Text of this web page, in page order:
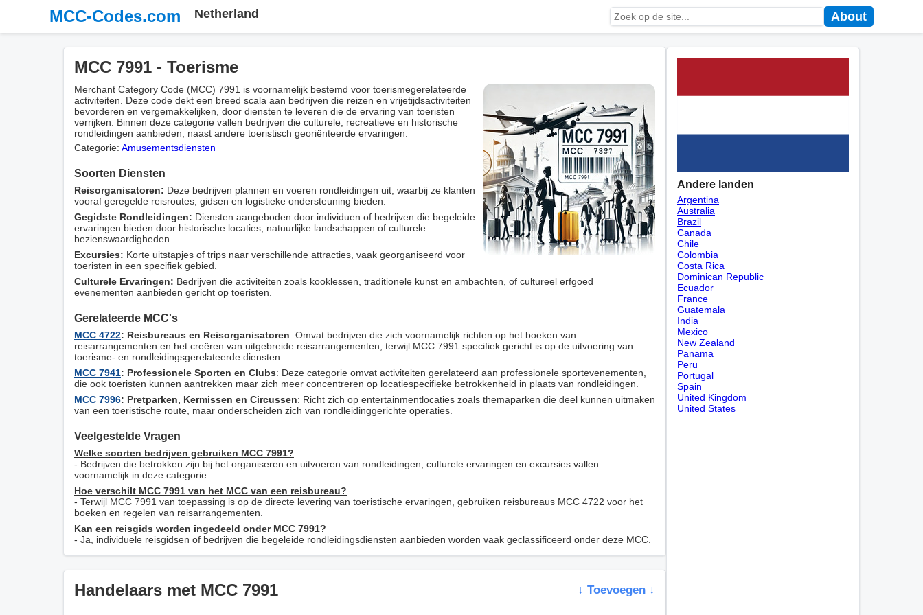
MCC-Codes.com Netherland About
MCC 7991 - Toerisme
Merchant Category Code (MCC) 7991 is voornamelijk bestemd voor toerismegerelateerde
activiteiten. Deze code dekt een breed scala aan bedrijven die reizen en vrijetijdsactiviteiten
bevorderen en vergemakkelijken, door diensten te leveren die de ervaring van toeristen
verrijken. Binnen deze categorie vallen bedrijven die culturele, recreatieve en historische
rondleidingen aanbieden, naast andere toeristisch georiënteerde ervaringen.
Categorie: Amusementsdiensten
Soorten Diensten
Reisorganisatoren: Deze bedrijven plannen en voeren rondleidingen uit, waarbij ze klanten
vooraf geregelde reisroutes, gidsen en logistieke ondersteuning bieden.
Gegidste Rondleidingen: Diensten aangeboden door individuen of bedrijven die begeleide
ervaringen bieden door historische locaties, natuurlijke landschappen of culturele
bezienswaardigheden.
Excursies: Korte uitstapjes of trips naar verschillende attracties, vaak georganiseerd voor
toeristen in een specifiek gebied.
Culturele Ervaringen: Bedrijven die activiteiten zoals kooklessen, traditionele kunst en ambachten, of cultureel erfgoed
evenementen aanbieden gericht op toeristen.
Gerelateerde MCC's
MCC 4722: Reisbureaus en Reisorganisatoren: Omvat bedrijven die zich voornamelijk richten op het boeken van
reisarrangementen en het creëren van uitgebreide reisarrangementen, terwijl MCC 7991 specifiek gericht is op de uitvoering van
toerisme- en rondleidingsgerelateerde diensten.
MCC 7941: Professionele Sporten en Clubs: Deze categorie omvat activiteiten gerelateerd aan professionele sportevenementen,
die ook toeristen kunnen aantrekken maar zich meer concentreren op locatiespecifieke betrokkenheid in plaats van rondleidingen.
MCC 7996: Pretparken, Kermissen en Circussen: Richt zich op entertainmentlocaties zoals themaparken die deel kunnen uitmaken
van een toeristische route, maar onderscheiden zich van rondleidinggerichte operaties.
Veelgestelde Vragen
Welke soorten bedrijven gebruiken MCC 7991?
- Bedrijven die betrokken zijn bij het organiseren en uitvoeren van rondleidingen, culturele ervaringen en excursies vallen
voornamelijk in deze categorie.
Hoe verschilt MCC 7991 van het MCC van een reisbureau?
- Terwijl MCC 7991 van toepassing is op de directe levering van toeristische ervaringen, gebruiken reisbureaus MCC 4722 voor het
boeken en regelen van reisarrangementen.
Kan een reisgids worden ingedeeld onder MCC 7991?
- Ja, individuele reisgidsen of bedrijven die begeleide rondleidingsdiensten aanbieden worden vaak geclassificeerd onder deze MCC.
Handelaars met MCC 7991 ↓ Toevoegen ↓
Andere landen
Argentina
Australia
Brazil
Canada
Chile
Colombia
Costa Rica
Dominican Republic
Ecuador
France
Guatemala
India
Mexico
New Zealand
Panama
Peru
Portugal
Spain
United Kingdom
United States